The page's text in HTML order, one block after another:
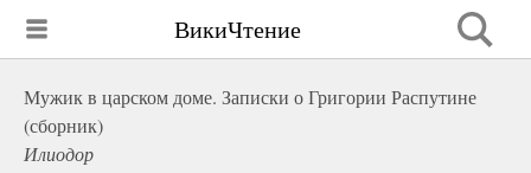
ВикиЧтение
Мужик в царском доме. Записки о Григории Распутине
(сборник)
Илиодор